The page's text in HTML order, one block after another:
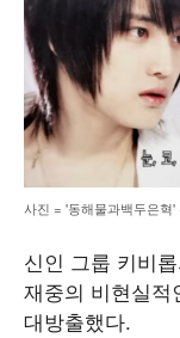
사진 = '동해물과백두은혁'
신인 그룹 키비
재중의 비현실
대방출했다.